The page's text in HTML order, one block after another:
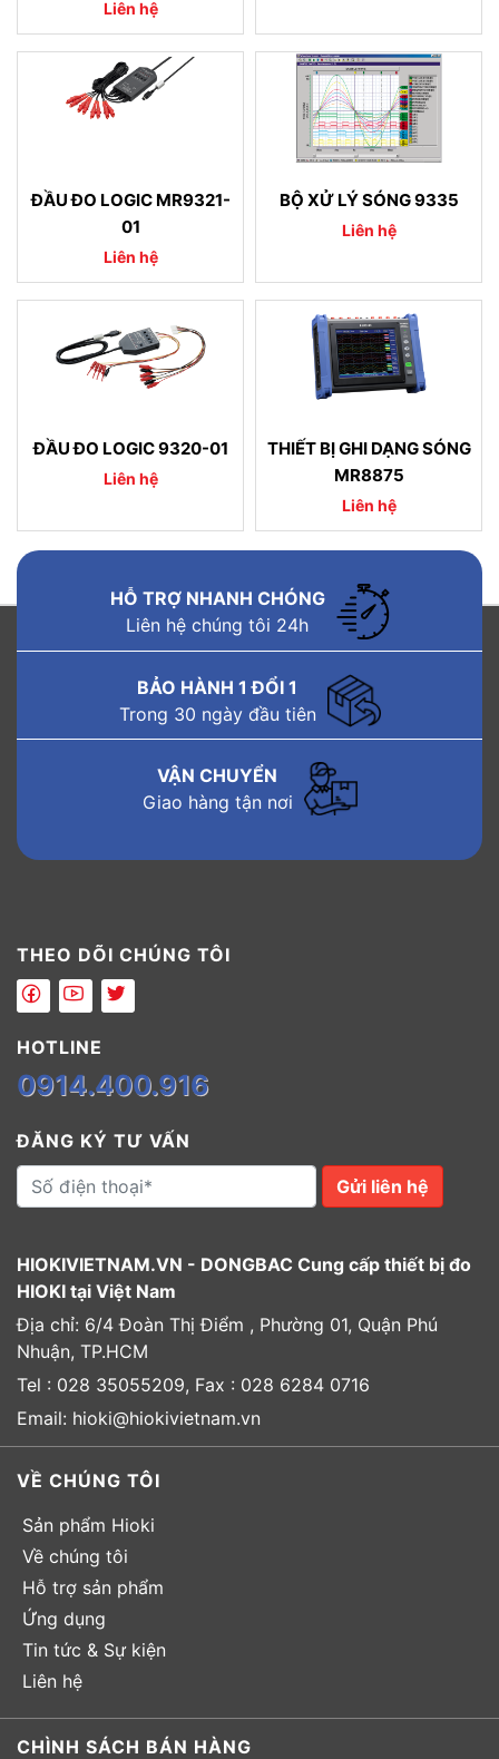
Liên hệ
ĐẦU ĐO LOGIC MR9321-
01
Liên hệ
BỘ XỬ LÝ SÓNG 9335
Liên hệ
ĐẦU ĐO LOGIC 9320-01
Liên hệ
THIẾT BỊ GHI DẠNG SÓNG
MR8875
Liên hệ
HỖ TRỢ NHANH CHÓNG
Liên hệ chúng tôi 24h
BẢO HÀNH 1 ĐỔI 1
Trong 30 ngày đầu tiên
VẬN CHUYỂN
Giao hàng tận nơi
THEO DÕI CHÚNG TÔI
HOTLINE
0914.400.916
ĐĂNG KÝ TƯ VẤN
Gửi liên hệ
HIOKIVIETNAM.VN - DONGBAC Cung cấp thiết bị đo
HIOKI tại Việt Nam
Địa chỉ: 6/4 Đoàn Thị Điểm , Phường 01, Quận Phú
Nhuận, TP.HCM
Tel : 028 35055209, Fax : 028 6284 0716
Email: hioki@hiokivietnam.vn
VỀ CHÚNG TÔI
Sản phẩm Hioki
Về chúng tôi
Hỗ trợ sản phẩm
Ứng dụng
Tin tức & Sự kiện
Liên hệ
CHÌNH SÁCH BÁN HÀNG